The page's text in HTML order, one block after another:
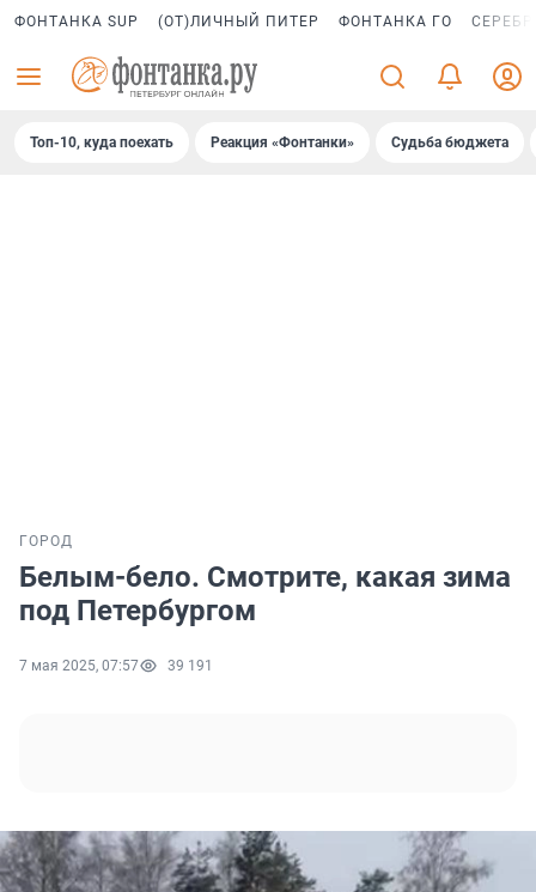
ФОНТАНКА SUP (ОТ)ЛИЧНЫЙ ПИТЕР ФОНТАНКА ГО
Топ-10, куда поехать Реакция «Фонтанки» Судьба бюджета
ГОРОД
Белым-бело. Смотрите, какая зима
под Петербургом
7 мая 2025, 07:57 39 191